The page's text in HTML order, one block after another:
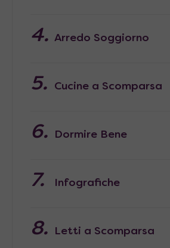
Arredo Soggiorno
Cucine a Scomparsa
Dormire Bene
Infografiche
Letti a Scomparsa